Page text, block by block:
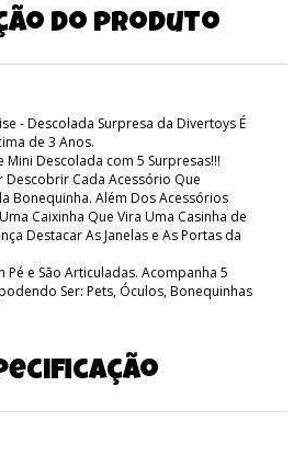
do produto
- Descolada Surpresa da Divertoys É
de 3 Anos.
Mini Descolada com 5 Surpresas!!!
Descobrir Cada Acessório Que
Bonequinha. Além Dos Acessórios
Caixinha Que Vira Uma Casinha de
Destacar As Janelas e As Portas da
Pé e São Articuladas. Acompanha 5
Ser: Pets, Óculos, Bonequinhas